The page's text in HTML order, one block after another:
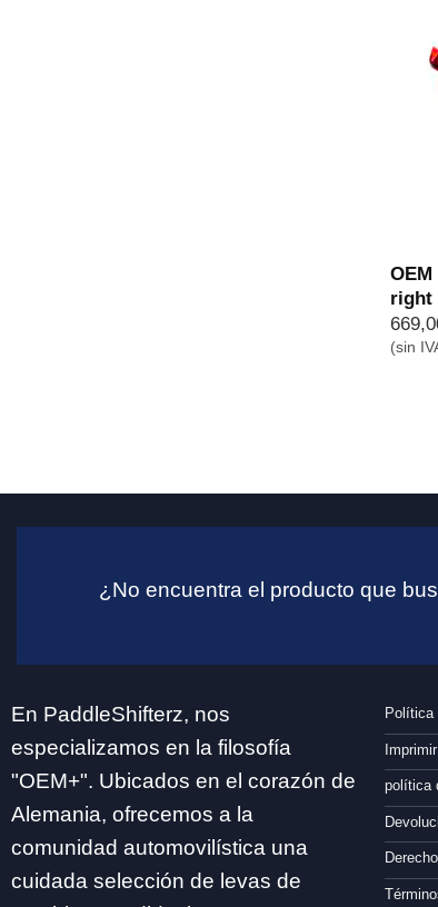
right
(sin
¿No encuentra el producto que
En PaddleShifterz, nos
especializamos en la filosofía
"OEM+". Ubicados en el corazón de
Alemania, ofrecemos a la
comunidad automovilística una
cuidada selección de levas de
Política
Imprimir
política